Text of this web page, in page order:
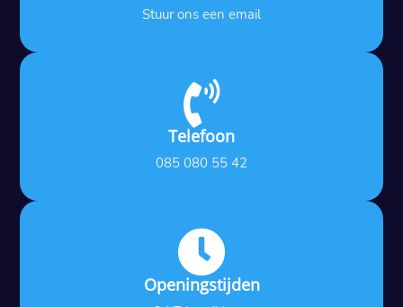
Stuur ons een email

Telefoon
085 080 55 42

Openingstijden